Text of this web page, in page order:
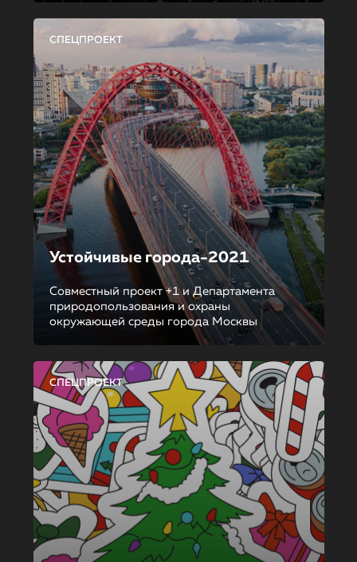
СПЕЦПРОЕКТ
Устойчивые города-2021
Совместный проект +1 и Департамента
природопользования и охраны
окружающей среды города Москвы
СПЕЦПРОЕКТ